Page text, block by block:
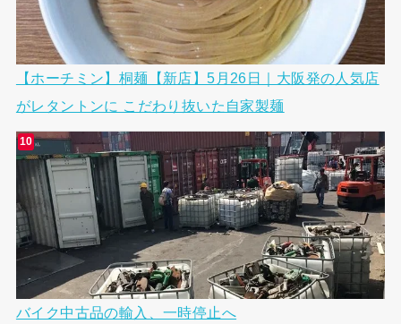
【ホーチミン】桐麺【新店】5月26日｜大阪発の人気店
がレタントンに こだわり抜いた自家製麺
バイク中古品の輸入、一時停止へ